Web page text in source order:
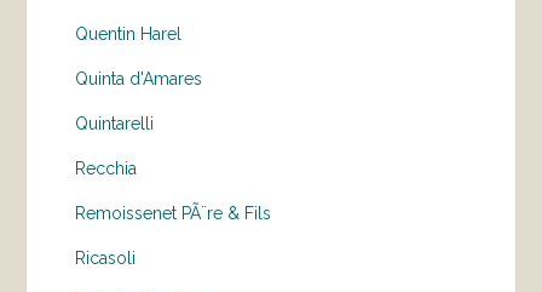
Quentin Harel
Quinta d'Amares
Quintarelli
Recchia
Remoissenet PÃ¨re & Fils
Ricasoli